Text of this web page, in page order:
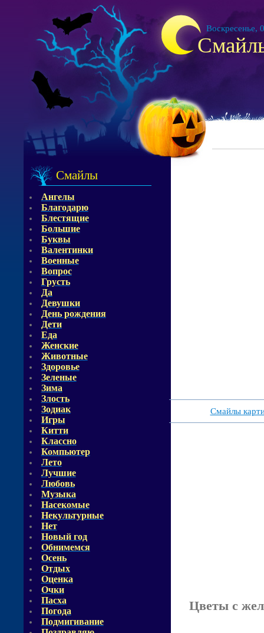
Воскресенье,
Смайлы
Ангелы
Благодарю
Блестящие
Большие
Буквы
Валентинки
Военные
Вопрос
Грусть
Да
Девушки
День рождения
Дети
Еда
Женские
Животные
Здоровье
Зеленые
Зима
Злость
Зодиак
Игры
Китти
Классно
Компьютер
Лето
Лучшие
Любовь
Музыка
Насекомые
Некультурные
Нет
Новый год
Обнимемся
Осень
Отдых
Оценка
Очки
Пасха
Погода
Подмигивание
Смайлы
Цветы с